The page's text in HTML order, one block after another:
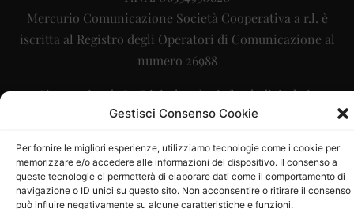
Gestisci Consenso Cookie
Per fornire le migliori esperienze, utilizziamo tecnologie come i cookie per
memorizzare e/o accedere alle informazioni del dispositivo. Il consenso a
queste tecnologie ci permetterà di elaborare dati come il comportamento di
navigazione o ID unici su questo sito. Non acconsentire o ritirare il consenso
può influire negativamente su alcune caratteristiche e funzioni.
Mercurio Comunicazione Società Cooperativa a r.l. è
iscritta al Registro degli Operatori di Comunicazione al
numero 26988
Sito gestito daLa Digitale srl–info@ladigitale.it